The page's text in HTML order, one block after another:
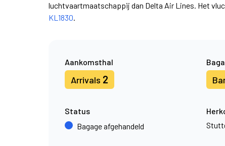
luchtvaartmaatschappij dan Delta Air Lines. Het
KL1830.
Aankomsthal
Arrivals 2
Status
Bagage afgehandeld